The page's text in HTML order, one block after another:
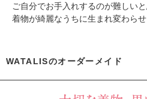
ご自分でお手入れするのが難しいと
着物が綺麗なうちに生まれ変わら
WATALISのオーダーメイド